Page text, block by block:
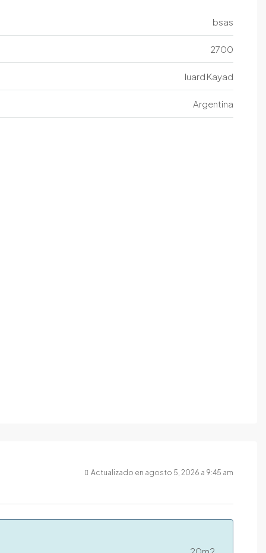
bsas
2700
luard Kayad
Argentina
Actualizado en agosto 5, 2026 a 9:45 am